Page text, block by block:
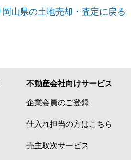
岡山県の土地売却・査定に戻る
不動産会社向けサービス
企業会員のご登録
仕入れ担当の方はこちら
売主取次サービス